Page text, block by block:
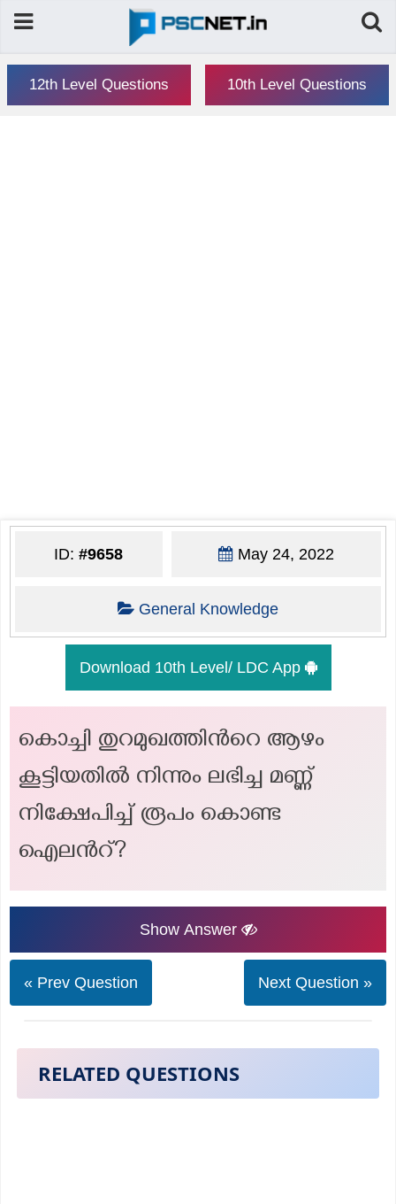
12th Level Questions 10th Level Questions
ID:#9658 May 24, 2022
General Knowledge
Download 10th Level/ LDC App
കൊച്ചി തുറമുഖത്തിന്‍റെ ആഴം
കൂട്ടിയതിൽ നിന്നും ലഭിച്ച മണ്ണ്
നിക്ഷേപിച്ച് രൂപം കൊണ്ട
ഐലന്‍റ്?
Show Answer
« Prev Question Next Question »
RELATED QUESTIONS